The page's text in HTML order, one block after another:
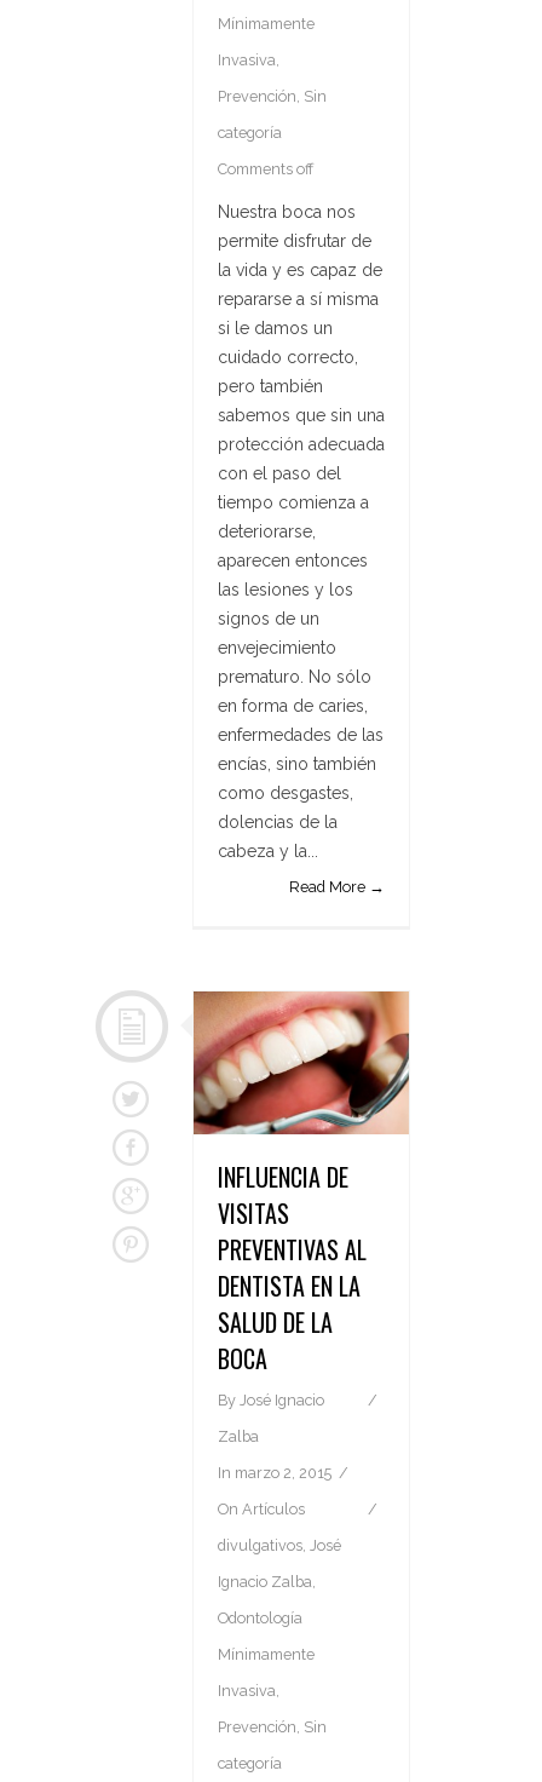
Mínimamente
Invasiva
Prevención Sin
categoría
Comments off
Nuestra boca nos
permite disfrutar de
la vida y es capaz de
repararse a sí misma
si le damos un
cuidado correcto,
pero también
sabemos que sin una
protección adecuada
con el paso del
tiempo comienza a
deteriorarse,
aparecen entonces
las lesiones y los
signos de un
envejecimiento
prematuro. No sólo
en forma de caries,
enfermedades de las
encías, sino también
como desgastes,
dolencias de la
cabeza y la...
Read More →
INFLUENCIA DE
VISITAS
PREVENTIVAS AL
DENTISTA EN LA
SALUD DE LA
BOCA
By José Ignacio
Zalba
In marzo 2, 2015
On Artículos
divulgativos José
Ignacio Zalba
Odontología
Mínimamente
Invasiva
Prevención Sin
categoría